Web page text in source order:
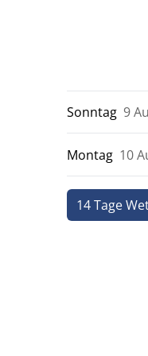
Sonntag 9
Montag 10
14 Tage